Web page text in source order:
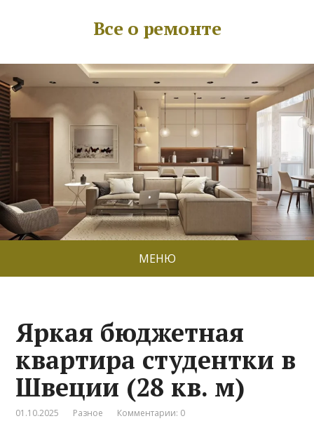
Все о ремонте
МЕНЮ
Яркая бюджетная
квартира студентки в
Швеции (28 кв. м)
01.10.2025 Разное Комментарии: 0